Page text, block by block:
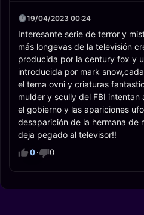
19/04/2023 00:24
Interesante serie de terror y
más longevas de la televisión
producida por la century fox y
introducida por mark
el tema ovni y criaturas
mulder y scully del FBI
el gobierno y las apariciones
desaparición de la hermana de
deja pegado al televisor!!
0· 0